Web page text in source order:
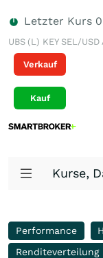
Letzter Kurs
UBS (L) KEY SEL/
Verkauf
Kauf
Kurse,
Performance
Renditeverteilung